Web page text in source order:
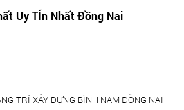
Uy TÍn Nhất Đồng Nai